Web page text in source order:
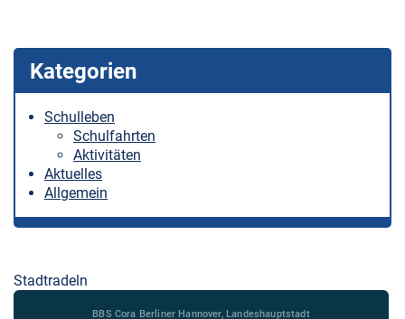
Kategorien
Schulleben
Schulfahrten
Aktivitäten
Aktuelles
Allgemein
Stadtradeln